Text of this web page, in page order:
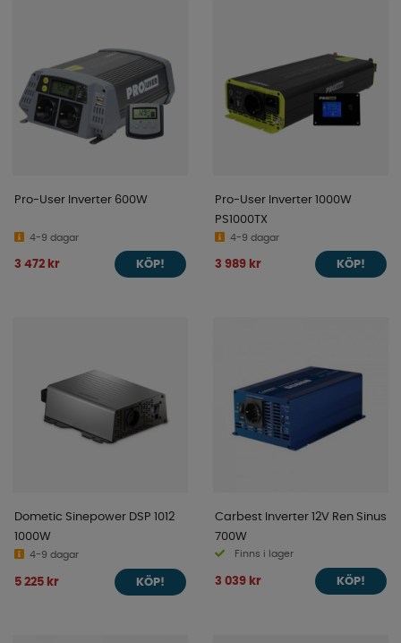
Pro-User Inverter 600W
4-9 dagar
3 472 kr KÖP!
Pro-User Inverter 1000W
PS1000TX
4-9 dagar
3 989 kr KÖP!
Dometic Sinepower DSP 1012
1000W
4-9 dagar
5 225 kr KÖP!
Carbest Inverter 12V Ren Sinus
700W
Finns i lager
3 039 kr KÖP!